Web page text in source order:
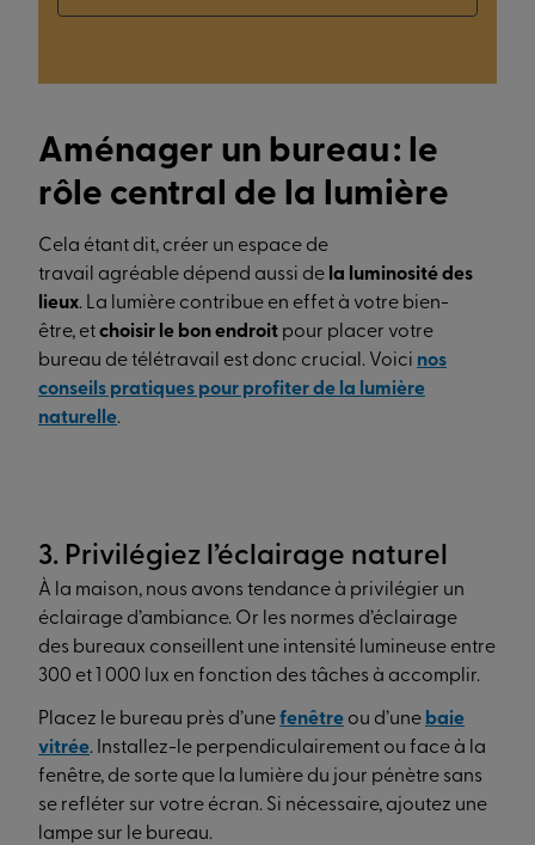
Aménager un bureau : le
rôle central de la lumière
Cela étant dit, créer un espace de
travail agréable dépend aussi de la luminosité des
lieux. La lumière contribue en effet à votre bien-
être, etchoisir le bon endroit pour placer votre
bureau de télétravail est donc crucial. Voici nos
conseils pratiques pour profiter de la lumière
naturelle.
3. Privilégiez l’éclairage naturel
À la maison, nous avons tendance à privilégier un
éclairage d’ambiance. Or les normes d’éclairage
des bureaux conseillent une intensité lumineuse entre
300 et 1 000 lux en fonction des tâches à accomplir.
Placez le bureau près d’unefenêtre ou d’une baie
vitrée. Installez-le perpendiculairement ou face à la
fenêtre, de sorte que la lumière du jour pénètre sans
se refléter sur votre écran. Si nécessaire, ajoutez une
lampe sur le bureau.